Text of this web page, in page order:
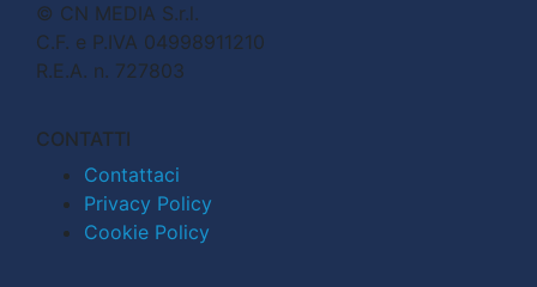
© CN MEDIA S.r.l.
C.F. e P.IVA 04998911210
R.E.A. n. 727803
CONTATTI
Contattaci
Privacy Policy
Cookie Policy